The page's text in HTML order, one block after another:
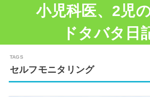
小児科医、2児
ドタバタ日
セルフモニタリング